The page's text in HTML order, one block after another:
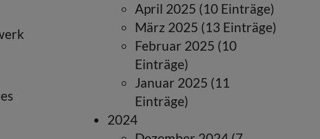
April 2025 (10 Einträge)
März 2025 (13 Einträge)
Februar 2025 (10
Einträge)
Januar 2025 (11
Einträge)
2024